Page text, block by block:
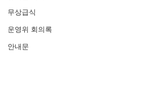
무상급식
운영위 회의록
안내문